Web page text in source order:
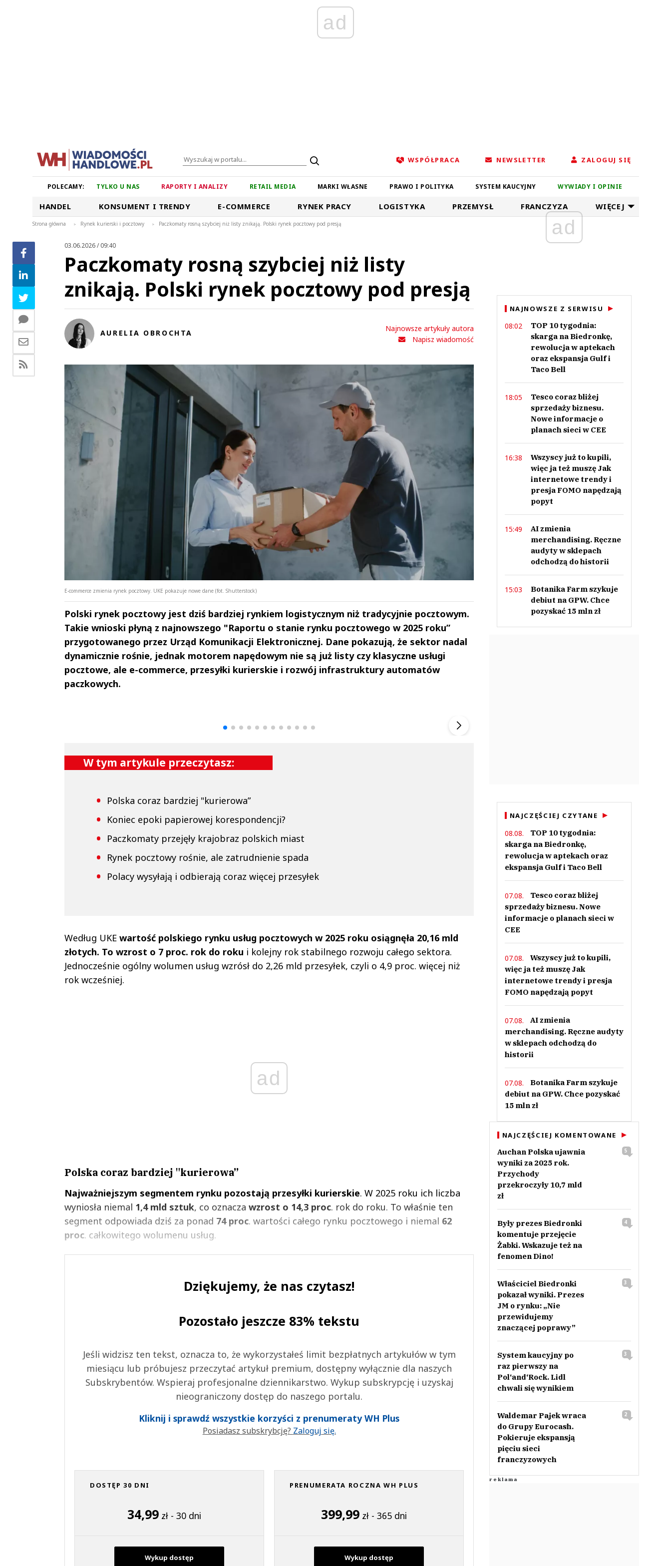
ad
WSPÓŁPRACA NEWSLETTER ZALOGUJ SIĘ
POLECAMY: TYLKO U NAS RAPORTY I ANALIZY RETAIL MEDIA MARKI WŁASNE PRAWO I POLITYKA SYSTEM KAUCYJNY WYWIADY I OPINIE
HANDEL KONSUMENT I TRENDY E-COMMERCE RYNEK PRACY LOGISTYKA PRZEMYSŁ FRANCZYZA WIĘCEJ
Strona główna > Rynek kurierski i pocztowy > Paczkomaty rosną szybciej niż listy znikają. Polski rynek pocztowy pod presją
03.06.2026 / 09:40
Paczkomaty rosną szybciej niż listy
znikają. Polski rynek pocztowy pod presją
AURELIA OBROCHTA
Najnowsze artykuły autora
Napisz wiadomość
E-commerce zmienia rynek pocztowy. UKE pokazuje nowe dane (fot. Shutterstock)
Polski rynek pocztowy jest dziś bardziej rynkiem logistycznym niż tradycyjnie pocztowym.
Takie wnioski płyną z najnowszego "Raportu o stanie rynku pocztowego w 2025 roku”
przygotowanego przez Urząd Komunikacji Elektronicznej. Dane pokazują, że sektor nadal
dynamicznie rośnie, jednak motorem napędowym nie są już listy czy klasyczne usługi
pocztowe, ale e-commerce, przesyłki kurierskie i rozwój infrastruktury automatów
paczkowych.
W tym artykule przeczytasz:
Polska coraz bardziej "kurierowa”
Koniec epoki papierowej korespondencji?
Paczkomaty przejęły krajobraz polskich miast
Rynek pocztowy rośnie, ale zatrudnienie spada
Polacy wysyłają i odbierają coraz więcej przesyłek
Według UKEwartość polskiego rynku usług pocztowych w 2025 roku osiągnęła 20,16 mld
złotych. To wzrost o 7 proc. rok do roku i kolejny rok stabilnego rozwoju całego sektora.
Jednocześnie ogólny wolumen usług wzrósł do 2,26 mld przesyłek, czyli o 4,9 proc. więcej niż
rok wcześniej.
ad
Polska coraz bardziej "kurierowa”
Najważniejszym segmentem rynku pozostają przesyłki kurierskie. W 2025 roku ich liczba
wyniosła niemal 1,4 mld sztuk, co oznacza wzrost o 14,3 proc. rok do roku. To właśnie ten
segment odpowiada dziś za ponad 74 proc. wartości całego rynku pocztowego i niemal 62
proc. całkowitego wolumenu usług.
Dziękujemy, że nas czytasz!
Pozostało jeszcze 83% tekstu
Jeśli widzisz ten tekst, oznacza to, że wykorzystałeś limit bezpłatnych artykułów w tym
miesiącu lub próbujesz przeczytać artykuł premium, dostępny wyłącznie dla naszych
Subskrybentów. Wspieraj profesjonalne dziennikarstwo. Wykup subskrypcję i uzyskaj
nieograniczony dostęp do naszego portalu.
Kliknij i sprawdź wszystkie korzyści z prenumeraty WH Plus
Posiadasz subskrybcję? Zaloguj się.
DOSTĘP 30 DNI
34,99 zł - 30 dni
Wykup dostęp
PRENUMERATA ROCZNA WH PLUS
399,99 zł - 365 dni
Wykup dostęp
ad
NAJNOWSZE Z SERWISU
08:02
TOP 10 tygodnia:
skarga na Biedronkę,
rewolucja w aptekach
oraz ekspansja Gulf i
Taco Bell
18:05
Tesco coraz bliżej
sprzedaży biznesu.
Nowe informacje o
planach sieci w CEE
16:38
Wszyscy już to kupili,
więc ja też muszę Jak
internetowe trendy i
presja FOMO napędzają
popyt
15:49
AI zmienia
merchandising. Ręczne
audyty w sklepach
odchodzą do historii
15:03
Botanika Farm szykuje
debiut na GPW. Chce
pozyskać 15 mln zł
NAJCZĘŚCIEJ CZYTANE
08.08.
TOP 10 tygodnia:
skarga na Biedronkę,
rewolucja w aptekach oraz
ekspansja Gulf i Taco Bell
07.08.
Tesco coraz bliżej
sprzedaży biznesu. Nowe
informacje o planach sieci w
CEE
07.08.
Wszyscy już to kupili,
więc ja też muszę Jak
internetowe trendy i presja
FOMO napędzają popyt
07.08.
AI zmienia
merchandising. Ręczne audyty
w sklepach odchodzą do
historii
07.08.
Botanika Farm szykuje
debiut na GPW. Chce pozyskać
15 mln zł
NAJCZĘŚCIEJ KOMENTOWANE
Auchan Polska ujawnia
wyniki za 2025 rok.
Przychody
przekroczyły 10,7 mld
zł
5
Były prezes Biedronki
komentuje przejęcie
Żabki. Wskazuje też na
fenomen Dino!
4
Właściciel Biedronki
pokazał wyniki. Prezes
JM o rynku: „Nie
przewidujemy
znaczącej poprawy”
3
System kaucyjny po
raz pierwszy na
Pol‘and‘Rock. Lidl
chwali się wynikiem
3
Waldemar Pajek wraca
do Grupy Eurocash.
Pokieruje ekspansją
pięciu sieci
franczyzowych
2